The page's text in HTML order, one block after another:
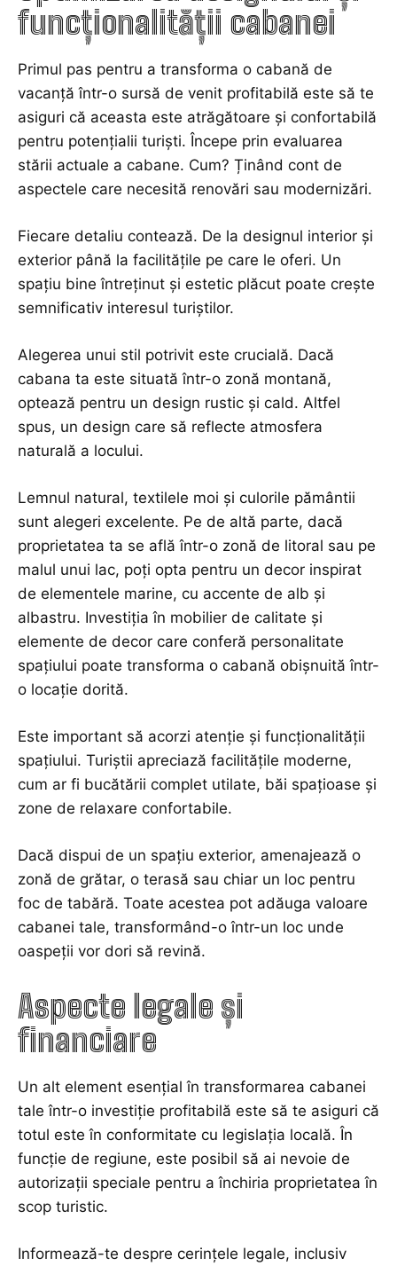
funcționalității cabanei
Primul pas pentru a transforma o cabană de
vacanță într-o sursă de venit profitabilă este să te
asiguri că aceasta este atrăgătoare și confortabilă
pentru potențialii turiști. Începe prin evaluarea
stării actuale a cabane. Cum? Ținând cont de
aspectele care necesită renovări sau modernizări.
Fiecare detaliu contează. De la designul interior și
exterior până la facilitățile pe care le oferi. Un
spațiu bine întreținut și estetic plăcut poate crește
semnificativ interesul turiștilor.
Alegerea unui stil potrivit este crucială. Dacă
cabana ta este situată într-o zonă montană,
optează pentru un design rustic și cald. Altfel
spus, un design care să reflecte atmosfera
naturală a locului.
Lemnul natural, textilele moi și culorile pământii
sunt alegeri excelente. Pe de altă parte, dacă
proprietatea ta se află într-o zonă de litoral sau pe
malul unui lac, poți opta pentru un decor inspirat
de elementele marine, cu accente de alb și
albastru. Investiția în mobilier de calitate și
elemente de decor care conferă personalitate
spațiului poate transforma o cabană obișnuită într-
o locație dorită.
Este important să acorzi atenție și funcționalității
spațiului. Turiștii apreciază facilitățile moderne,
cum ar fi bucătării complet utilate, băi spațioase și
zone de relaxare confortabile.
Dacă dispui de un spațiu exterior, amenajează o
zonă de grătar, o terasă sau chiar un loc pentru
foc de tabără. Toate acestea pot adăuga valoare
cabanei tale, transformând-o într-un loc unde
oaspeții vor dori să revină.
Aspecte legale și
financiare
Un alt element esențial în transformarea cabanei
tale într-o investiție profitabilă este să te asiguri că
totul este în conformitate cu legislația locală. În
funcție de regiune, este posibil să ai nevoie de
autorizații speciale pentru a închiria proprietatea în
scop turistic.
Informează-te despre cerințele legale, inclusiv